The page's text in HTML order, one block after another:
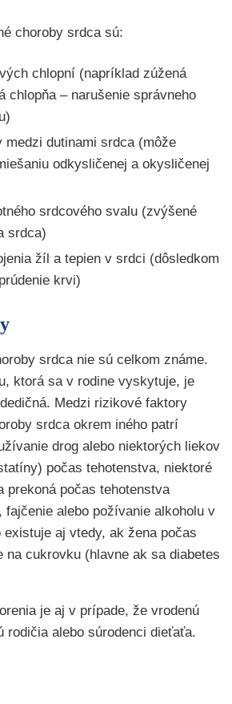
choroby srdca sú:
chlopní (napríklad zúžená
chlopňa – narušenie správneho
medzi dutinami srdca (môže
odkysličenej a okysličenej
srdcového svalu (zvýšené
srdca)
žíl a tepien v srdci (dôsledkom
krvi)
srdca nie sú celkom známe.
ktorá sa v rodine vyskytuje, je
Medzi rizikové faktory
srdca okrem iného patrí
drog alebo niektorých liekov
počas tehotenstva, niektoré
prekoná počas tehotenstva
fajčenie alebo požívanie alkoholu v
aj vtedy, ak žena počas
na cukrovku (hlavne ak sa diabetes
je aj v prípade, že vrodenú
rodičia alebo súrodenci dieťaťa.